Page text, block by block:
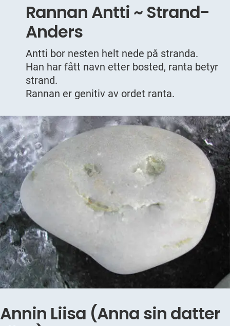
Rannan Antti ~ Strand-
Anders
Antti bor nesten helt nede på stranda.
Han har fått navn etter bosted, ranta betyr
strand.
Rannan er genitiv av ordet ranta.
Annin Liisa (Anna sin datter